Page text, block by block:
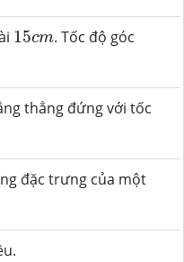
15cm
15cm. Tốc độ góc
thẳng đứng với tốc
đặc trưng của một